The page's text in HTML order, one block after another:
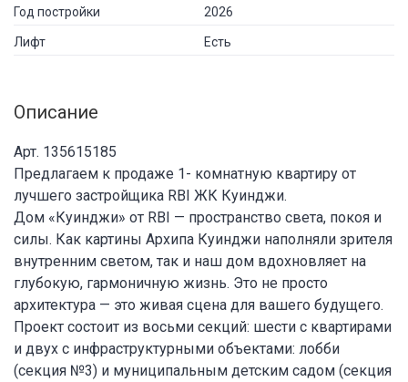
Год постройки 2026
Лифт Есть
Описание
Арт. 135615185
Предлагаем к продаже 1- комнатную квартиру от
лучшего застройщика RBI ЖК Куинджи.
Дом «Куинджи» от RBI — пространство света, покоя и
силы. Как картины Архипа Куинджи наполняли зрителя
внутренним светом, так и наш дом вдохновляет на
глубокую, гармоничную жизнь. Это не просто
архитектура — это живая сцена для вашего будущего.
Проект состоит из восьми секций: шести с квартирами
и двух с инфраструктурными объектами: лобби
(секция №3) и муниципальным детским садом (секция